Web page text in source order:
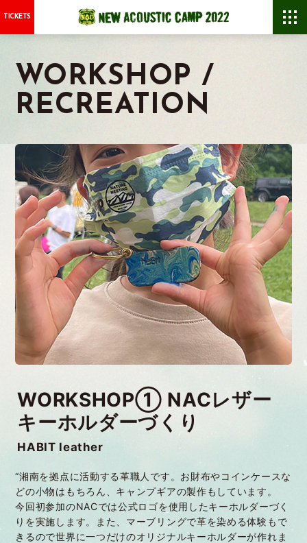
TICKETS
WORKSHOP /
RECREATION
WORKSHOP① NACレザー
キーホルダーづくり
HABIT leather
“湘南を拠点に活動する革職人です。お財布やコインケースな
どの小物はもちろん、キャンプギアの製作もしています。
今回初参加のNACでは公式ロゴを使用したキーホルダーづく
りを実施します。また、マーブリングで革を染める体験もで
きるので世界に一つだけのオリジナルキーホルダーが作れま